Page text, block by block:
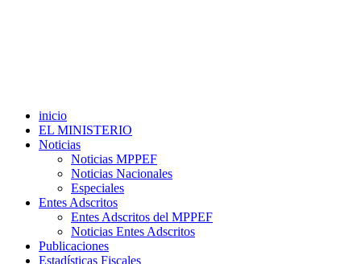
inicio
EL MINISTERIO
Noticias
Noticias MPPEF
Noticias Nacionales
Especiales
Entes Adscritos
Entes Adscritos del MPPEF
Noticias Entes Adscritos
Publicaciones
Estadísticas Fiscales